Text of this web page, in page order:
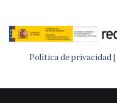
Política de privacidad |